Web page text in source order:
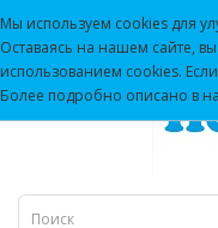
Мы используем cookies для
Оставаясь на нашем сайте,
использованием cookies.
Более подробно описано в